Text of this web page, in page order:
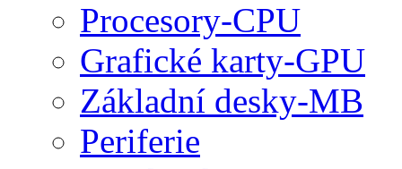
Procesory-CPU
Grafické karty-GPU
Základní desky-MB
Periferie